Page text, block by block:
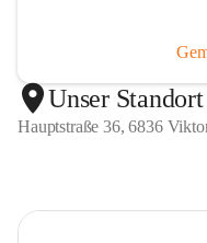
Unser Standort
Hauptstraße 36, 6836